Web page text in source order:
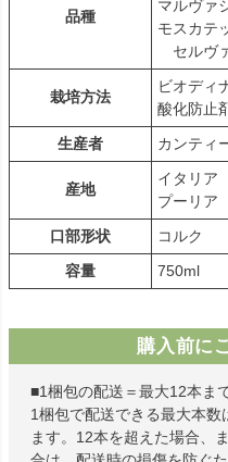
品種
マルヴァ
モスカテ
セルヴ
栽培方法
ビオディ
酸化防止
生産者
カンティ
産地
イタリア
プーリア
口部形状
コルク
容量
750ml
購入前に
■1梱包の配送＝最大12本ま
1梱包で配送できる最大本
ます。12本を超えた場合、